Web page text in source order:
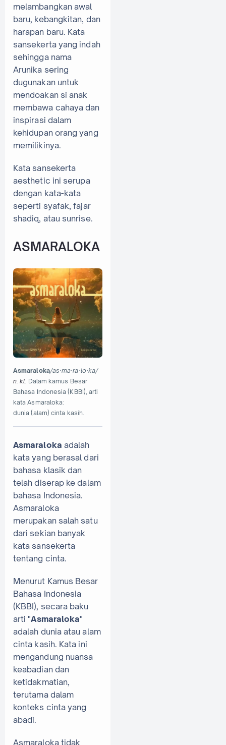
melambangkan awal
baru, kebangkitan, dan
harapan baru. Kata
sansekerta yang indah
sehingga nama
Arunika sering
dugunakan untuk
mendoakan si anak
membawa cahaya dan
inspirasi dalam
kehidupan orang yang
memilikinya.
Kata sansekerta
aesthetic ini serupa
dengan kata-kata
seperti syafak, fajar
shadiq, atau sunrise.
ASMARALOKA
Asmaraloka/as·ma·ra·lo·ka/
n. kl. Dalam kamus Besar
Bahasa Indonesia (KBBI), arti
kata Asmaraloka:
dunia (alam) cinta kasih.
Asmaraloka adalah
kata yang berasal dari
bahasa klasik dan
telah diserap ke dalam
bahasa Indonesia.
Asmaraloka
merupakan salah satu
dari sekian banyak
kata sansekerta
tentang cinta.
Menurut Kamus Besar
Bahasa Indonesia
(KBBI), secara baku
arti "Asmaraloka"
adalah dunia atau alam
cinta kasih. Kata ini
mengandung nuansa
keabadian dan
ketidakmatian,
terutama dalam
konteks cinta yang
abadi.
Asmaraloka tidak